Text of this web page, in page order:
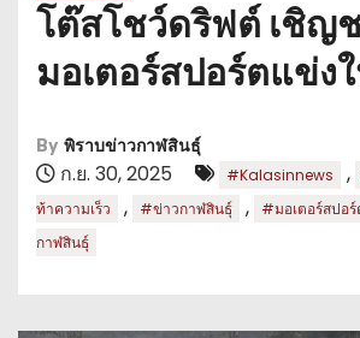
โต๊สโชว์ดริฟต์ เชิญ
มอเตอร์สปอร์ตแข่ง
By พิราบข่าวกาฬสินธุ์
ก.ย. 30, 2025 #Kalasinnews ,
ท้าความเร็ว
, #ข่าวกาฬสินธุ์ , #มอเตอร์สปอร์
กาฬสินธุ์